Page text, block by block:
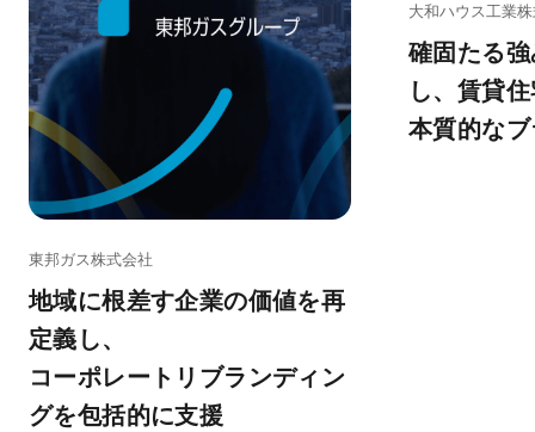
東邦ガス株式会社
地域に根差す企業の価値を再
定義し、
コーポレートリブランディン
グを包括的に支援
大和ハウス工業
確固たる
し、賃貸
本質的な